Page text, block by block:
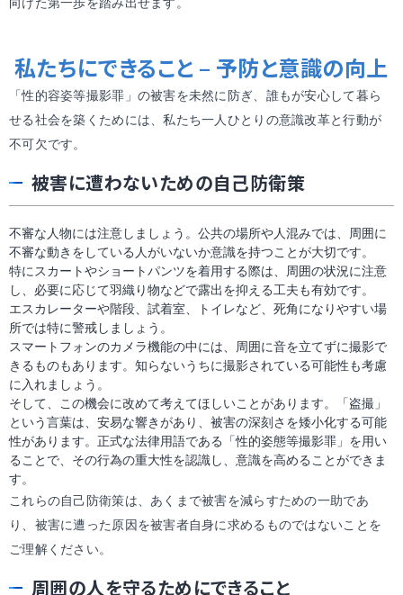
私たちにできること – 予防と意識の向上
「性的容姿等撮影罪」の被害を未然に防ぎ、誰もが安心して暮ら
せる社会を築くためには、私たち一人ひとりの意識改革と行動が
不可欠です。
被害に遭わないための自己防衛策
不審な人物には注意しましょう。公共の場所や人混みでは、周囲に
不審な動きをしている人がいないか意識を持つことが大切です。
特にスカートやショートパンツを着用する際は、周囲の状況に注意
し、必要に応じて羽織り物などで露出を抑える工夫も有効です。
エスカレーターや階段、試着室、トイレなど、死角になりやすい場
所では特に警戒しましょう。
スマートフォンのカメラ機能の中には、周囲に音を立てずに撮影で
きるものもあります。知らないうちに撮影されている可能性も考慮
に入れましょう。
そして、この機会に改めて考えてほしいことがあります。「盗撮」
という言葉は、安易な響きがあり、被害の深刻さを矮小化する可能
性があります。正式な法律用語である「性的姿態等撮影罪」を用い
ることで、その行為の重大性を認識し、意識を高めることができま
す。
これらの自己防衛策は、あくまで被害を減らすための一助であ
り、被害に遭った原因を被害者自身に求めるものではないことを
ご理解ください。
周囲の人を守るためにできること